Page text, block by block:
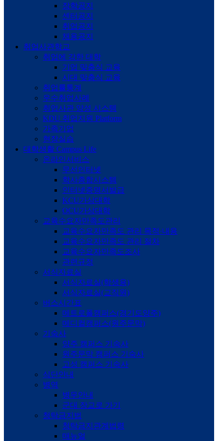
장학공지
센터공지
취업공지
채용공지
취업사관학교
취업에 강한 대학
기업 맞춤식 교육
시대 맞춤식 교육
취업률통계
우수취업사례
취업사관 양성 시스템
KDU 취업지원 Platform
가족기업
현장실습
대학생활 Campus Life
온라인서비스
무선인터넷
학사종합시스템
인터넷증명서발급
KCU가상대학
OCU가상대학
교육수요자만족도관리
교육수요자만족도 관리 목적·내용
교육수요자만족도 관리 절차
교육수요자만족도조사
관련규정
서식자료실
서식자료실(학생용)
서식자료실(교직원)
버스시간표
메트로폴캠퍼스(경기도양주)
메디컬캠퍼스(원주문막)
기숙사
양주 캠퍼스 기숙사
원주문막 캠퍼스 기숙사
고성 캠퍼스 기숙사
식단안내
병역
병무안내
군대 장교로 가기
청탁금지법
청탁금지관계법령
매뉴얼